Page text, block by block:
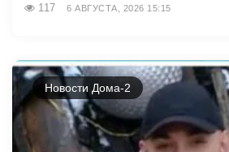
117 6 АВГУСТА, 2026 15:15
Новости Дома-2